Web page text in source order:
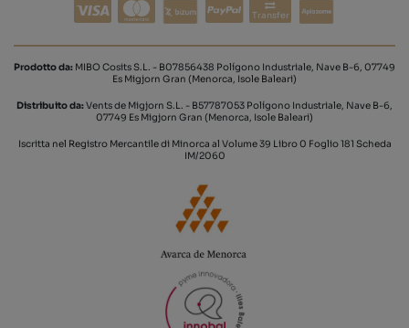
Transfer
Prodotto da: MIBO Cosits S.L. - B07856438 Polígono Industriale, Nave B-6, 07749
Es Migjorn Gran (Menorca, Isole Baleari)
Distribuito da:Vents de Migjorn S.L. - B57787053 Polígono Industriale, Nave B-6,
07749 Es Migjorn Gran (Menorca, Isole Baleari)
Iscritta nel Registro Mercantile di Minorca al Volume 39 Libro 0 Foglio 181 Scheda
IM/2060